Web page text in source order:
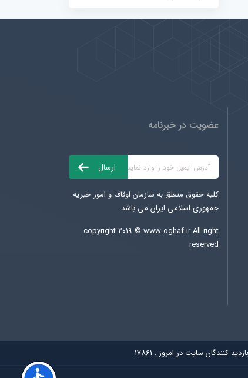
عضویت در خبرنامه
کلیه حقوق متعلق به سازمان اوقاف و امور خیریه
جمهوری اسلامی ایران می باشد
copyright ۲۰۱۹ © www.oghaf.irAll right
reserved
کنندگان سایت در امروز : 17861